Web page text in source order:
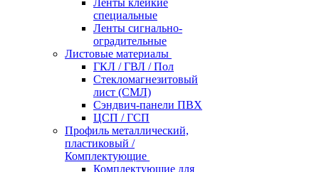
Ленты клейкие
специальные
Ленты сигнально-
оградительные
Листовые материалы
ГКЛ / ГВЛ / Пол
Стекломагнезитовый
лист (СМЛ)
Сэндвич-панели ПВХ
ЦСП / ГСП
Профиль металлический,
пластиковый /
Комплектующие
Комплектующие для